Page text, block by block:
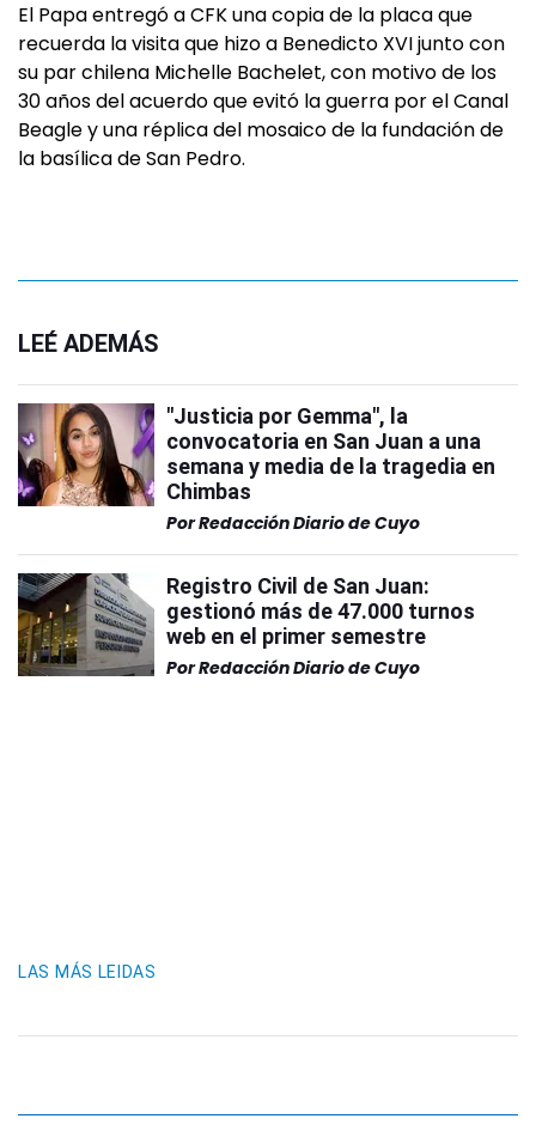
El Papa entregó a CFK una copia de la placa que
recuerda la visita que hizo a Benedicto XVI junto con
su par chilena Michelle Bachelet, con motivo de los
30 años del acuerdo que evitó la guerra por el Canal
Beagle y una réplica del mosaico de la fundación de
la basílica de San Pedro.
LEÉ ADEMÁS
"Justicia por Gemma", la
convocatoria en San Juan a una
semana y media de la tragedia en
Chimbas
PorRedacción Diario de Cuyo
Registro Civil de San Juan:
gestionó más de 47.000 turnos
web en el primer semestre
PorRedacción Diario de Cuyo
LAS MÁS LEIDAS